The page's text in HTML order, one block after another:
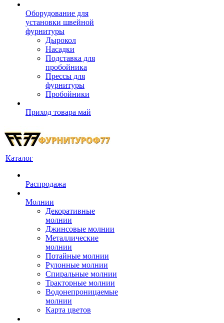
Оборудование для
установки швейной
фурнитуры
Дырокол
Насадки
Подставка для
пробойника
Прессы для
фурнитуры
Пробойники
Приход товара май
Каталог
Распродажа
Молнии
Декоративные
молнии
Джинсовые молнии
Металлические
молнии
Потайные молнии
Рулонные молнии
Спиральные молнии
Тракторные молнии
Водонепроницаемые
молнии
Карта цветов